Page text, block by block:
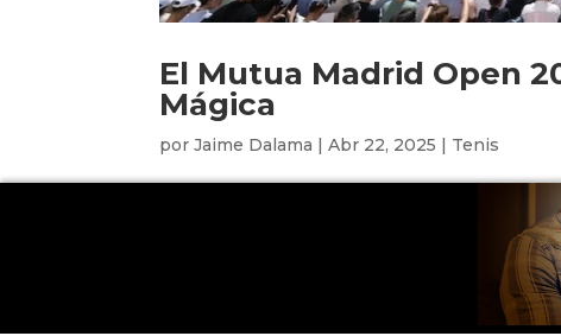
El Mutua Madrid Open
Mágica
porJaime Dalama |Abr 22, 2025 | Tenis
El polvo de ladrillo de la Caja Mágica en
mundial con el inicio del Mutua Madrid Open
domingo 4 de mayo, la capital española será